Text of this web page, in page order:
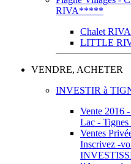
RIVA*****
Chalet
LITTLE
VENDRE, ACHETER
INVESTIR à
Vente 2016
Lac -
Ventes
Inscrivez -